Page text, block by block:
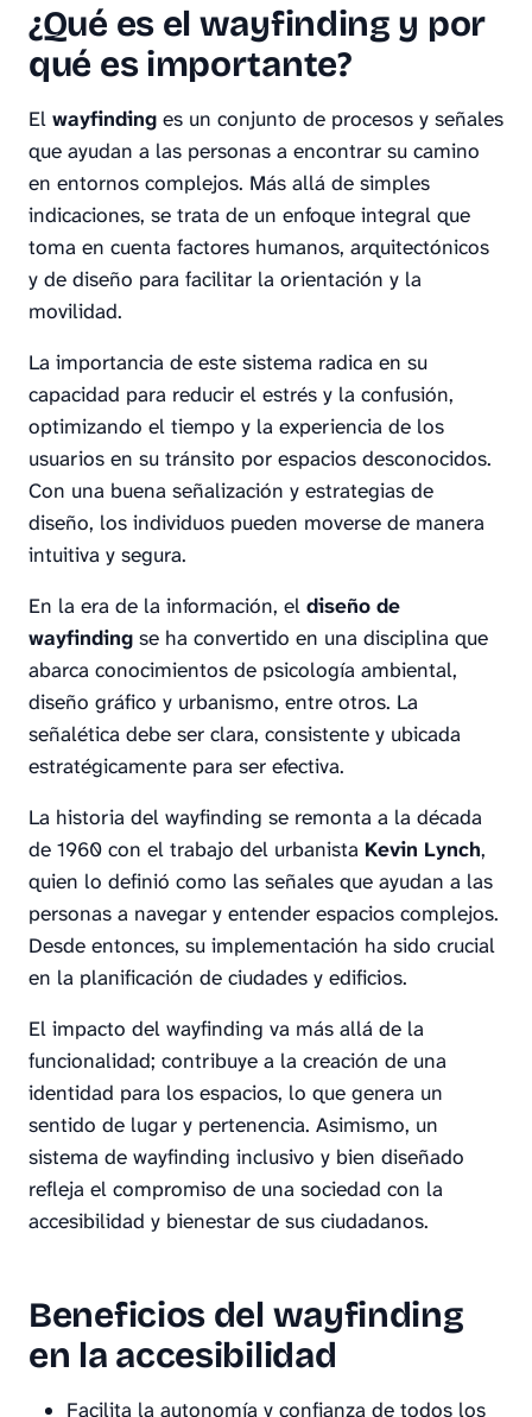
¿Qué es el wayfinding y por
qué es importante?
El wayfinding es un conjunto de procesos y señales
que ayudan a las personas a encontrar su camino
en entornos complejos. Más allá de simples
indicaciones, se trata de un enfoque integral que
toma en cuenta factores humanos, arquitectónicos
y de diseño para facilitar la orientación y la
movilidad.
La importancia de este sistema radica en su
capacidad para reducir el estrés y la confusión,
optimizando el tiempo y la experiencia de los
usuarios en su tránsito por espacios desconocidos.
Con una buena señalización y estrategias de
diseño, los individuos pueden moverse de manera
intuitiva y segura.
En la era de la información, el diseño de
wayfinding se ha convertido en una disciplina que
abarca conocimientos de psicología ambiental,
diseño gráfico y urbanismo, entre otros. La
señalética debe ser clara, consistente y ubicada
estratégicamente para ser efectiva.
La historia del wayfinding se remonta a la década
de 1960 con el trabajo del urbanista Kevin Lynch,
quien lo definió como las señales que ayudan a las
personas a navegar y entender espacios complejos.
Desde entonces, su implementación ha sido crucial
en la planificación de ciudades y edificios.
El impacto del wayfinding va más allá de la
funcionalidad; contribuye a la creación de una
identidad para los espacios, lo que genera un
sentido de lugar y pertenencia. Asimismo, un
sistema de wayfinding inclusivo y bien diseñado
refleja el compromiso de una sociedad con la
accesibilidad y bienestar de sus ciudadanos.
Beneficios del wayfinding
en la accesibilidad
Facilita la autonomía y confianza de todos los